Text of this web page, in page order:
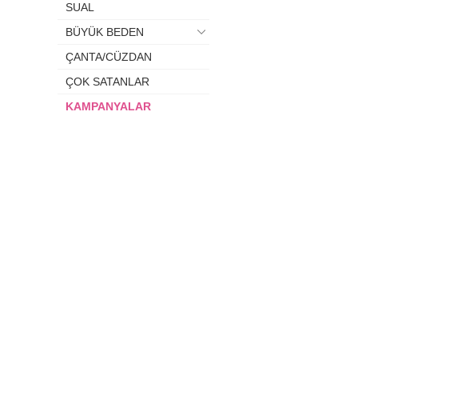
SUAL
BÜYÜK BEDEN
ÇANTA/CÜZDAN
ÇOK SATANLAR
KAMPANYALAR